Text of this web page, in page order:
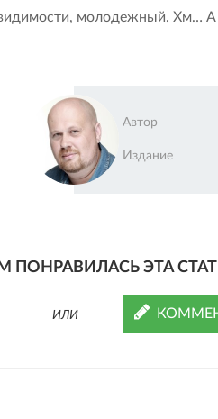
молодежный. Хм…
Автор
Издание
ПОНРАВИЛАСЬ ЭТА
ИЛИ